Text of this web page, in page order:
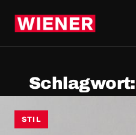
Schlagwort:
STIL